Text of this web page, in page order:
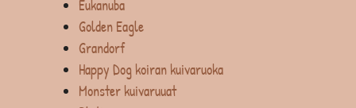
Eukanuba
Golden Eagle
Grandorf
Happy Dog koiran kuivaruoka
Monster kuivaruuat